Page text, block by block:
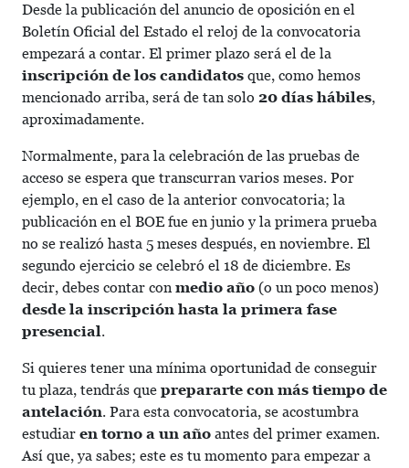
Desde la publicación del anuncio de oposición en el
Boletín Oficial del Estado el reloj de la convocatoria
empezará a contar. El primer plazo será el de la
inscripción de los candidatos que, como hemos
mencionado arriba, será de tan solo 20 días hábiles,
aproximadamente.
Normalmente, para la celebración de las pruebas de
acceso se espera que transcurran varios meses. Por
ejemplo, en el caso de la anterior convocatoria; la
publicación en el BOE fue en junio y la primera prueba
no se realizó hasta 5 meses después, en noviembre. El
segundo ejercicio se celebró el 18 de diciembre. Es
decir, debes contar con medio año (o un poco menos)
desde la inscripción hasta la primera fase
presencial.
Si quieres tener una mínima oportunidad de conseguir
tu plaza, tendrás que prepararte con más tiempo de
antelación. Para esta convocatoria, se acostumbra
estudiar en torno a un año antes del primer examen.
Así que, ya sabes; este es tu momento para empezar a